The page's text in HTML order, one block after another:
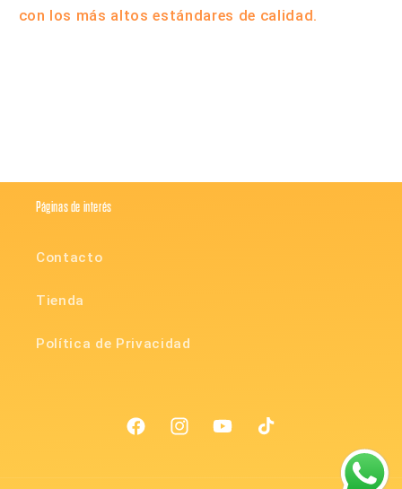
con los más altos estándares de calidad.
Páginas de interés
Contacto
Tienda
Política de Privacidad
FacebookInstagramYouTubeTikTok